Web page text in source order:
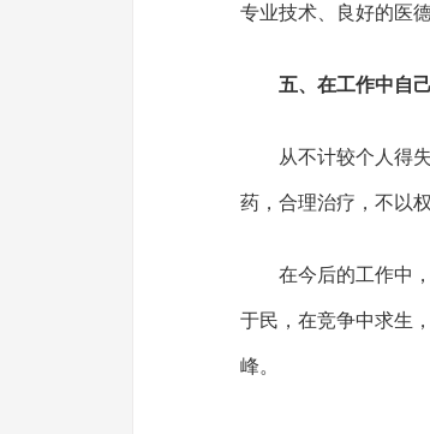
专业技术、良好的医
五、在工作中自
从不计较个人得
药，合理治疗，不以
在今后的工作中
于民，在竞争中求生
峰。